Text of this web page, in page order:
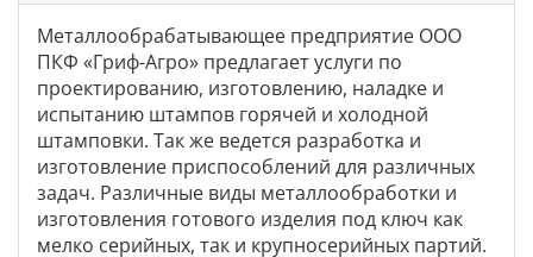
Металлообрабатывающее предприятие ООО
ПКФ «Гриф-Агро» предлагает услуги по
проектированию, изготовлению, наладке и
испытанию штампов горячей и холодной
штамповки. Так же ведется разработка и
изготовление приспособлений для различных
задач. Различные виды металлообработки и
изготовления готового изделия под ключ как
мелко серийных, так и крупносерийных партий.